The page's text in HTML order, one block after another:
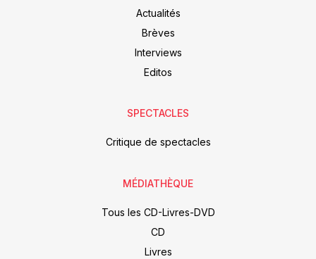
Actualités
Brèves
Interviews
Editos
SPECTACLES
Critique de spectacles
MÉDIATHÈQUE
Tous les CD-Livres-DVD
CD
Livres